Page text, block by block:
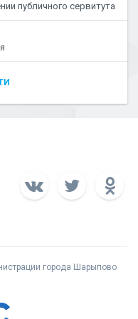
публичного сервитута
города Шарыпово